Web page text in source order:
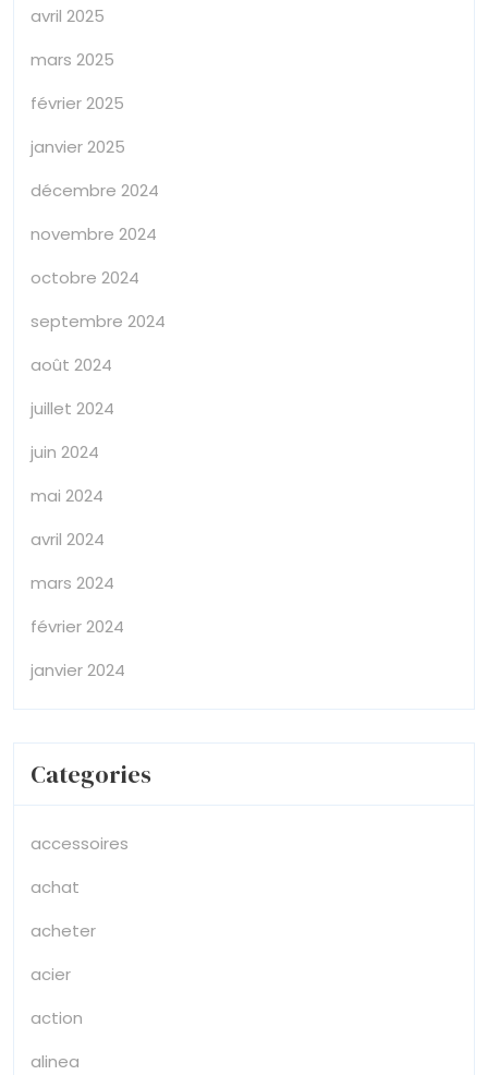
avril 2025
mars 2025
février 2025
janvier 2025
décembre 2024
novembre 2024
octobre 2024
septembre 2024
août 2024
juillet 2024
juin 2024
mai 2024
avril 2024
mars 2024
février 2024
janvier 2024
Categories
accessoires
achat
acheter
acier
action
alinea